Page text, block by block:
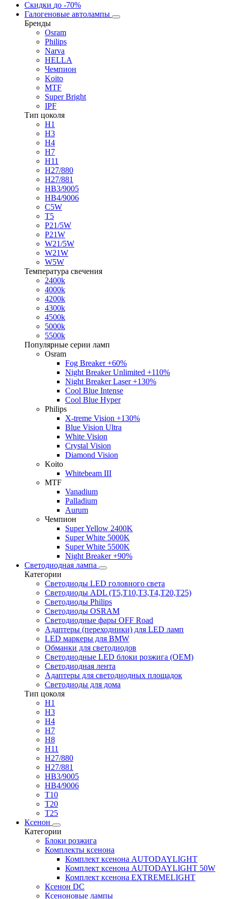
Скидки до -70%
Галогеновые автолампы
Бренды
Osram
Philips
Narva
HELLA
Чемпион
Koito
MTF
Super Bright
IPF
Тип цоколя
H1
H3
H4
H7
H11
H27/880
H27/881
HB3/9005
HB4/9006
C5W
T5
P21/5W
P21W
W21/5W
W21W
W5W
Температура свечения
2400k
4000k
4200k
4300k
4500k
5000k
5500k
Популярные серии ламп
Osram
Fog Breaker +60%
Night Breaker Unlimited +110%
Night Breaker Laser +130%
Cool Blue Intense
Cool Blue Hyper
Philips
X-treme Vision +130%
Blue Vision Ultra
White Vision
Crystal Vision
Diamond Vision
Koito
Whitebeam III
MTF
Vanadium
Palladium
Aurum
Чемпион
Super Yellow 2400K
Super White 5000K
Super White 5500K
Night Breaker +90%
Светодиодная лампа
Категории
Светодиоды LED головного света
Светодиоды ADL (T5,T10,T3,T4,T20,T25)
Светодиоды Philips
Светодиоды OSRAM
Светодиодные фары OFF Road
Адаптеры (переходники) для LED ламп
LED маркеры для BMW
Обманки для светодиодов
Светодиодные LED блоки розжига (OEM)
Светодиодная лента
Адаптеры для светодиодных площадок
Светодиоды для дома
Тип цоколя
H1
H3
H4
H7
H8
H11
H27/880
H27/881
HB3/9005
HB4/9006
T10
T20
T25
Ксенон
Категории
Блоки розжига
Комплекты ксенона
Комплект ксенона AUTODAYLIGHT
Комплект ксенона AUTODAYLIGHT 50W
Комплект ксенона EXTREMELIGHT
Ксенон DC
Ксеноновые лампы